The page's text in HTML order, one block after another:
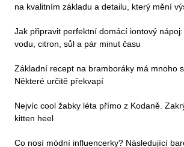
na kvalitním základu a detailu, který mění
Jak připravit perfektní domácí iontový
vodu, citron, sůl a pár minut času
Základní recept na bramboráky má mnoho
Některé určitě překvapí
Nejvíc cool žabky léta přímo z Kodaně.
kitten heel
Co nosí módní influencerky? Následující